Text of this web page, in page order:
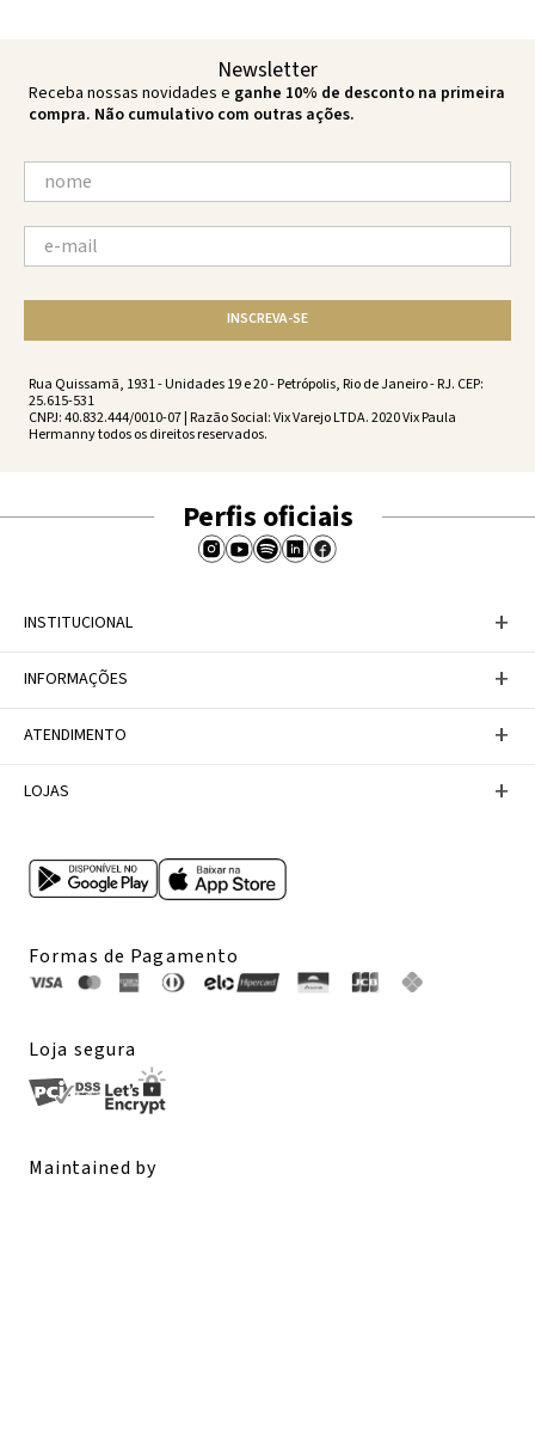
Newsletter
Receba nossas novidades e ganhe 10% de desconto na primeira
compra. Não cumulativo com outras ações.
INSCREVA-SE
Rua Quissamã, 1931 - Unidades 19 e 20 - Petrópolis, Rio de Janeiro - RJ. CEP:
25.615-531
CNPJ: 40.832.444/0010-07 | Razão Social: Vix Varejo LTDA. 2020 Vix Paula
Hermanny todos os direitos reservados.
Perfis oficiais
INSTITUCIONAL +
A Marca
Trabalhe conosco
INFORMAÇÕES +
Política de Privacidade
Tabela de Medidas
ATENDIMENTO +
Personal Shopper
LOJAS +
Multimarcas
Formas de Pagamento
Loja segura
Maintained by